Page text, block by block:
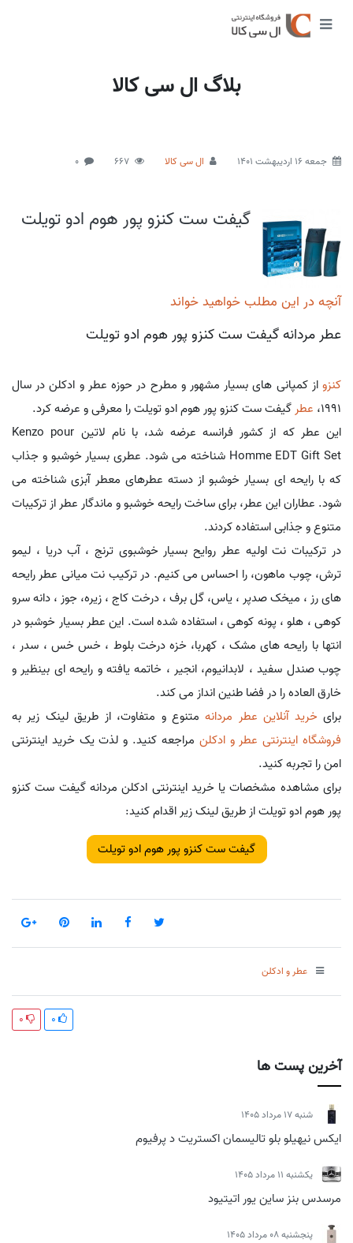
بلاگ ال سی کالا
آخرین پست ها
شنبه 17 مرداد 1405
ایکس نیهیلو بلو تالیسمان اکستریت د پرفیوم
يكشنبه 11 مرداد 1405
مرسدس بنز ساین یور اتیتیود
پنجشنبه 08 مرداد 1405
جمعه 16 اردیبهشت 1401 ال سی کالا 667
0
گیفت ست کنزو پور هوم ادو تویلت
آنچه در این مطلب خواهید خواند
عطر مردانه گیفت ست کنزو پور هوم ادو تویلت
کنزو از کمپانی های بسیار مشهور و مطرح در حوزه عطر و ادکلن در سال
1991، عطر گیفت ست کنزو پور هوم ادو تویلت را معرفی و عرضه کرد.
این عطر که از کشور فرانسه عرضه شد، با نام لاتین Kenzo pour
Homme EDT Gift Set شناخته می شود. عطری بسیار خوشبو و جذاب
که با رایحه ای بسیار خوشبو از دسته عطرهای معطر آبزی شناخته می
شود. عطاران این عطر، برای ساخت رایحه خوشبو و ماندگار عطر از ترکیبات
متنوع و جذابی استفاده کردند.
در ترکیبات نت اولیه عطر روایح بسیار خوشبوی ترنج ، آب دریا ، لیمو
ترش، چوب ماهون، را احساس می کنیم. در ترکیب نت میانی عطر رایحه
های رز ، میخک صدپر ، یاس، گل برف ، درخت کاج ، زیره، جوز ، دانه سرو
کوهی ، هلو ، پونه کوهی ، استفاده شده است. این عطر بسیار خوشبو در
انتها با رایحه های مشک ، کهربا، خزه درخت بلوط ، خس خس ، سدر ،
چوب صندل سفید ، لابدانیوم، انجیر ، خاتمه یافته و رایحه ای بینظیر و
خارق العاده را در فضا طنین انداز می کند.
برایخرید آنلاین عطر مردانهمتنوع و متفاوت، از طریق لینک زیر به
فروشگاه اینترنتی عطر و ادکلن مراجعه کنید. و لذت یک خرید اینترنتی
امن را تجربه کنید.
برای مشاهده مشخصات یا خرید اینترنتی ادکلن مردانه گیفت ست کنزو
پور هوم ادو تویلت از طریق لینک زیر اقدام کنید:
گیفت ست کنزو پور هوم ادو تویلت
عطر و ادکلن